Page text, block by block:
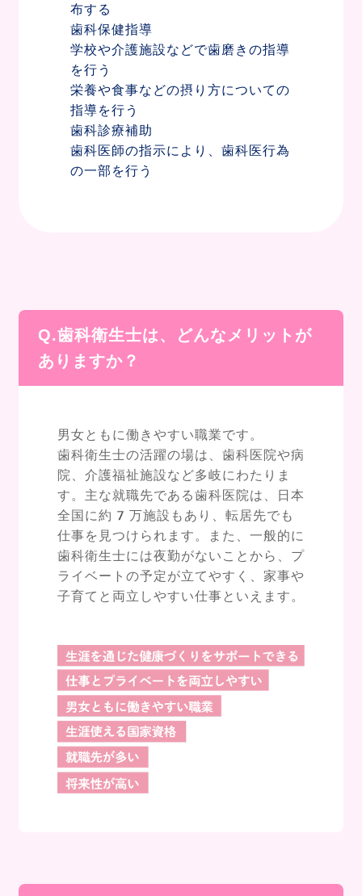
布する
歯科保健指導
学校や介護施設などで歯磨きの指導
を行う
栄養や食事などの摂り方についての
指導を行う
歯科診療補助
歯科医師の指示により、歯科医行為
の一部を行う
Q.歯科衛生士は、どんなメリットが
ありますか？
男女ともに働きやすい職業です。
歯科衛生士の活躍の場は、歯科医院や病
院、介護福祉施設など多岐にわたりま
す。主な就職先である歯科医院は、日本
全国に約7万施設もあり、転居先でも
仕事を見つけられます。また、一般的に
歯科衛生士には夜勤がないことから、プ
ライベートの予定が立てやすく、家事や
子育てと両立しやすい仕事といえます。